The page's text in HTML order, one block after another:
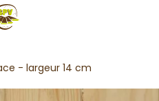
- largeur 14 cm